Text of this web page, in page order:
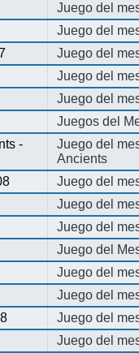
Juego del
Juego del
Juego del
Juego del
Juego del
Juegos del
-
Juego del
Ancients
Juego del
Juego del
Juego del
Juego del
Juego del
Juego del
Juego del
Juego del